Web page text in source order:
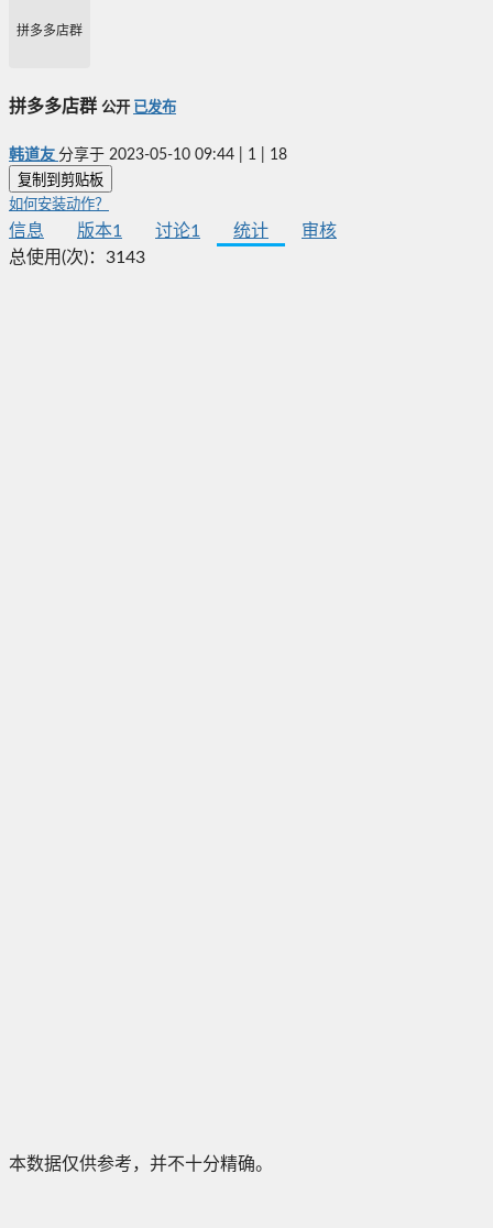
拼多多店群
拼多多店群 公开 已发布
韩道友 分享于 2023-05-10 09:44 1 18
复制到剪贴板
如何安装动作？
信息 版本1 讨论1 统计
审核
总使用(次)： 3143
本数据仅供参考，并不十分精确。